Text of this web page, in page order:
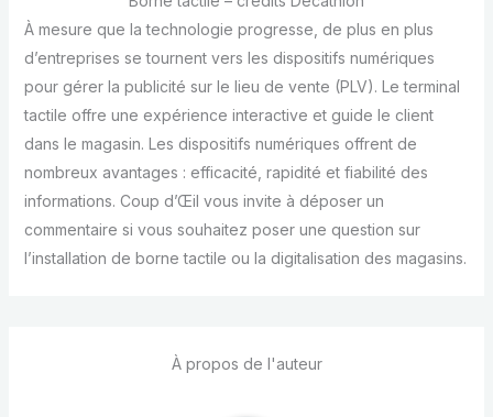
À mesure que la technologie progresse, de plus en plus
d’entreprises se tournent vers les dispositifs numériques
pour gérer la publicité sur le lieu de vente (PLV). Le terminal
tactile offre une expérience interactive et guide le client
dans le magasin. Les dispositifs numériques offrent de
nombreux avantages : efficacité, rapidité et fiabilité des
informations. Coup d’Œil vous invite à déposer un
commentaire si vous souhaitez poser une question sur
l’installation de borne tactile ou la digitalisation des magasins.
À propos de l'auteur